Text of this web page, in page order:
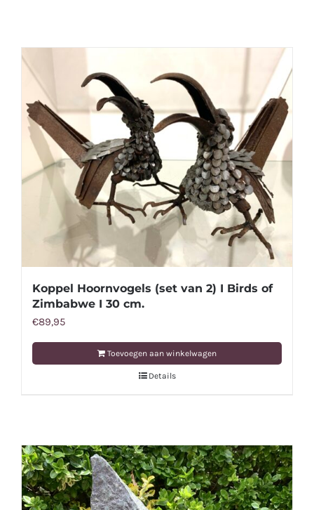
Koppel Hoornvogels (set van 2) I Birds of
Zimbabwe I 30 cm.
€89,95
Toevoegen aan winkelwagen
Details